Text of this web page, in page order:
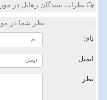
نظرات بینندگان رهاتل در
نظر شما در
نام:
ایمیل:
نظر: